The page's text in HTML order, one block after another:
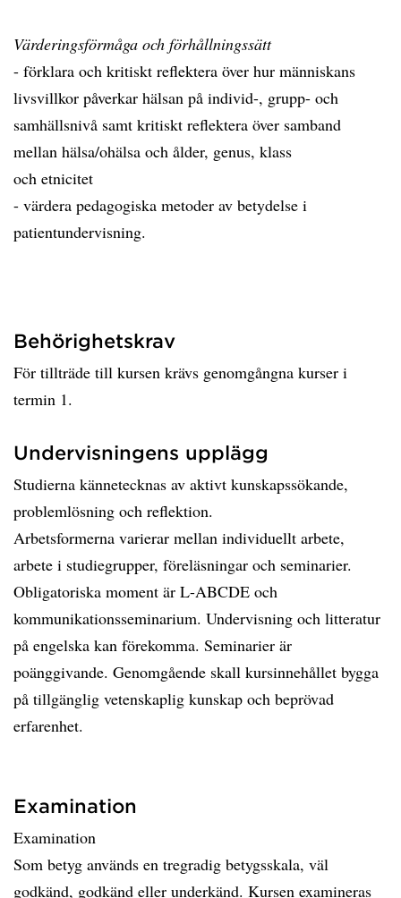
Värderingsförmåga och förhållningssätt
- förklara och kritiskt reflektera över hur människans
livsvillkor påverkar hälsan på individ-, grupp- och
samhällsnivå samt kritiskt reflektera över samband
mellan hälsa/ohälsa och ålder, genus, klass
och etnicitet
- värdera pedagogiska metoder av betydelse i
patientundervisning.
Behörighetskrav
För tillträde till kursen krävs genomgångna kurser i
termin 1.
Undervisningens upplägg
Studierna kännetecknas av aktivt kunskapssökande,
problemlösning och reflektion.
Arbetsformerna varierar mellan individuellt arbete,
arbete i studiegrupper, föreläsningar och seminarier.
Obligatoriska moment är L-ABCDE och
kommunikationsseminarium. Undervisning och litteratur
på engelska kan förekomma. Seminarier är
poänggivande. Genomgående skall kursinnehållet bygga
på tillgänglig vetenskaplig kunskap och beprövad
erfarenhet.
Examination
Examination
Som betyg används en tregradig betygsskala, väl
godkänd, godkänd eller underkänd. Kursen examineras